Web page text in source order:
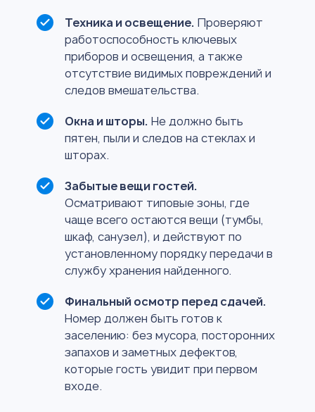
Техника и освещение. Проверяют
работоспособность ключевых
приборов и освещения, а также
отсутствие видимых повреждений и
следов вмешательства.
Окна и шторы. Не должно быть
пятен, пыли и следов на стеклах и
шторах.
Забытые вещи гостей.
Осматривают типовые зоны, где
чаще всего остаются вещи (тумбы,
шкаф, санузел), и действуют по
установленному порядку передачи в
службу хранения найденного.
Финальный осмотр перед сдачей.
Номер должен быть готов к
заселению: без мусора, посторонних
запахов и заметных дефектов,
которые гость увидит при первом
входе.